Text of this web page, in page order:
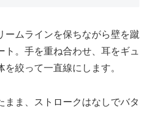
ームラインを保ちながら壁を蹴
ト。手を重ね合わせ、耳をギュ
絞って一直線にします。
まま、ストロークはなしでバタ